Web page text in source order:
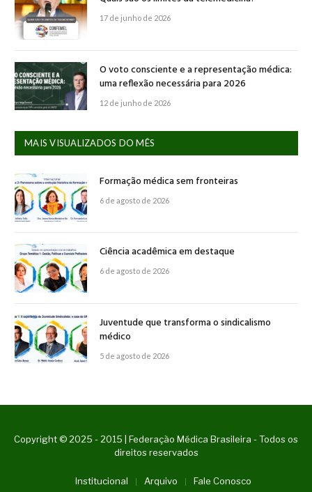
17 de junho de 2026
O voto consciente e a representação médica:
uma reflexão necessária para 2026
12 de junho de 2026
MAIS VISUALIZADOS DO MÊS
Formação médica sem fronteiras
6 de agosto de 2026
Ciência acadêmica em destaque
6 de agosto de 2026
Juventude que transforma o sindicalismo
médico
5 de agosto de 2026
Copyright © 2025 - 2015 | Federação Médica Brasileira - Todos os
direitos reservados
Institucional Arquivo Fale Conosco